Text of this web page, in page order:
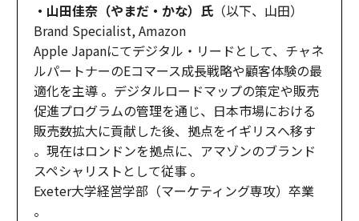
・山田佳奈（やまだ・かな）氏（以下、山田）
Brand Specialist, Amazon
Apple Japanにてデジタル・リードとして、チャネ
ルパートナーのEコマース成長戦略や顧客体験の最
適化を主導 。デジタルロードマップの策定や販売
促進プログラムの管理を通じ、日本市場における
販売数拡大に貢献した後、拠点をイギリスへ移す
。現在はロンドンを拠点に、アマゾンのブランド
スペシャリストとして従事 。
Exeter大学経営学部（マーケティング専攻）卒業
。